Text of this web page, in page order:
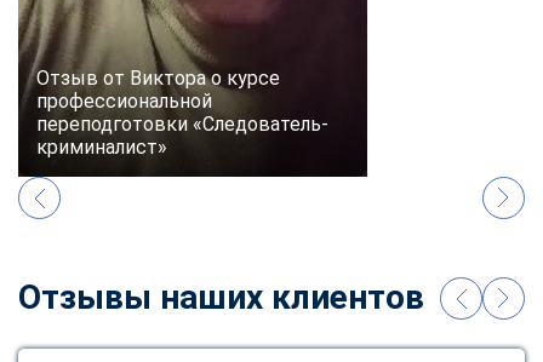
Отзыв от Виктора о курсе
профессиональной
переподготовки «Следователь-
криминалист»
Отзывы наших клиентов